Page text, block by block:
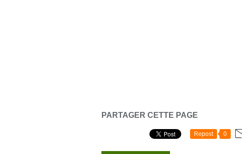
PARTAGER CETTE PAGE
Repost 0